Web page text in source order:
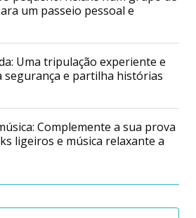
um passeio pessoal e
Uma tripulação experiente e
segurança e partilha histórias
Complemente a sua prova
ligeiros e música relaxante a